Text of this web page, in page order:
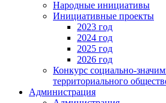
Народные инициативы
Инициативные проекты
2023 год
2024 год
2025 год
2026 год
Конкурс социально-
территориального
Администрация